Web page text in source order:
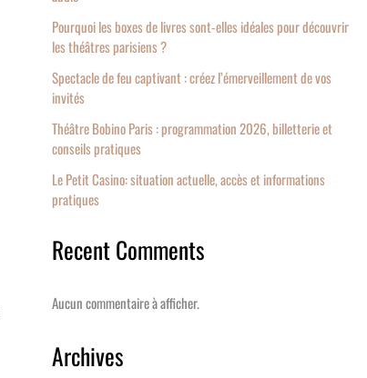
Pourquoi les boxes de livres sont-elles idéales pour découvrir
les théâtres parisiens ?
Spectacle de feu captivant : créez l’émerveillement de vos
invités
Théâtre Bobino Paris : programmation 2026, billetterie et
conseils pratiques
Le Petit Casino: situation actuelle, accès et informations
pratiques
Recent Comments
Aucun commentaire à afficher.
Archives